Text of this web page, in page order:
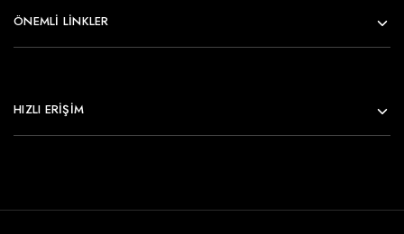
ÖNEMLI LINKLER
HIZLI ERİŞİM